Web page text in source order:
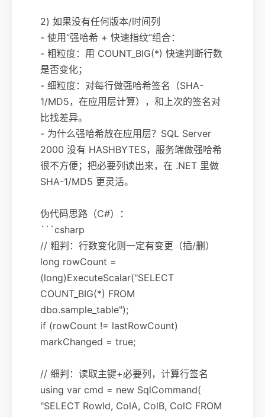
2) 如果没有任何版本/时间列
- 使用“强哈希 + 快速指纹”组合：
- 粗粒度：用 COUNT_BIG(*) 快速判断行数
是否变化；
- 细粒度：对每行做强哈希签名（SHA-
1/MD5，在应用层计算），和上次的签名对
比找差异。
- 为什么强哈希放在应用层？SQL Server
2000 没有 HASHBYTES，服务端做强哈希
很不方便；把必要列读出来，在 .NET 里做
SHA-1/MD5 更灵活。
伪代码思路（C#）：
```csharp
// 粗判：行数变化则一定有变更（插/删）
long rowCount =
(long)ExecuteScalar("SELECT
COUNT_BIG(*) FROM
dbo.sample_table");
if (rowCount != lastRowCount)
markChanged = true;
// 细判：读取主键+必要列，计算行签名
using var cmd = new SqlCommand(
"SELECT RowId, ColA, ColB, ColC FROM